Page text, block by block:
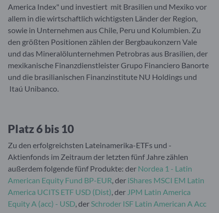
America Index" und investiert mit Brasilien und Mexiko vor
allem in die wirtschaftlich wichtigsten Länder der Region,
sowie in Unternehmen aus Chile, Peru und Kolumbien. Zu
den größten Positionen zählen der Bergbaukonzern Vale
und das Mineralölunternehmen Petrobras aus Brasilien, der
mexikanische Finanzdienstleister Grupo Financiero Banorte
und die brasilianischen Finanzinstitute NU Holdings und
Itaú Unibanco.
Platz 6 bis 10
Zu den erfolgreichsten Lateinamerika-ETFs und -
Aktienfonds im Zeitraum der letzten fünf Jahre zählen
außerdem folgende fünf Produkte: der Nordea 1 - Latin
American Equity Fund BP-EUR, der iShares MSCI EM Latin
America UCITS ETF USD (Dist), der JPM Latin America
Equity A (acc) - USD, derSchroder ISF Latin American A Acc